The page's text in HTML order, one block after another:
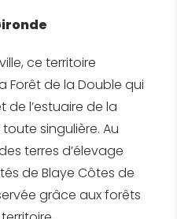
ce territoire
Forêt de la Double qui
de l’estuaire de la
singulière. Au
terres d’élevage
de Blaye Côtes de
grâce aux forêts